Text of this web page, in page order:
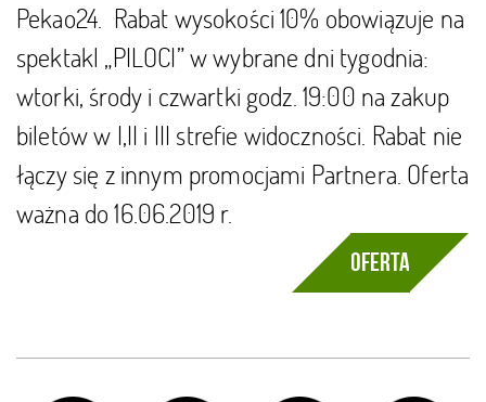
Pekao24. Rabat wysokości 10% obowiązuje na
spektakl „PILOCI” w wybrane dni tygodnia:
wtorki, środy i czwartki godz. 19:00 na zakup
biletów w I,II i III strefie widoczności. Rabat nie
łączy się z innym promocjami Partnera. Oferta
ważna do 16.06.2019 r.
Oferta